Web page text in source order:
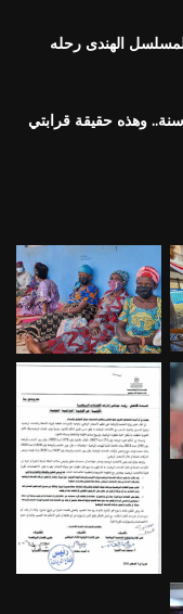
الهندى رحله
مريم سعيد صالح: دخلت الفن وأنا عندي 37 سنة.. وهذه حقيقة قرابتي